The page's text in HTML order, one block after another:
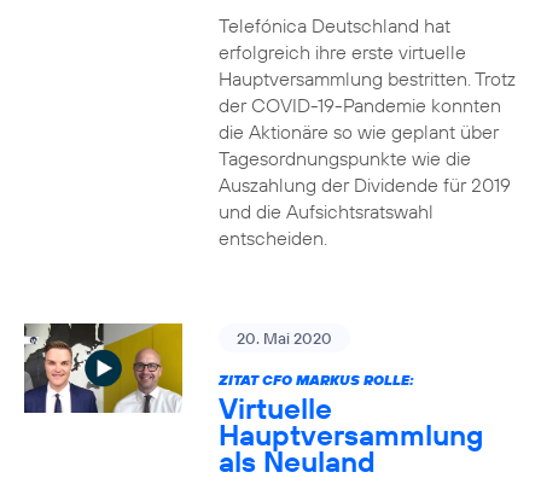
Telefónica Deutschland hat
erfolgreich ihre erste virtuelle
Hauptversammlung bestritten. Trotz
der COVID-19-Pandemie konnten
die Aktionäre so wie geplant über
Tagesordnungspunkte wie die
Auszahlung der Dividende für 2019
und die Aufsichtsratswahl
entscheiden.
20. Mai 2020
ZITAT CFO MARKUS ROLLE:
Virtuelle
Hauptversammlung
als Neuland